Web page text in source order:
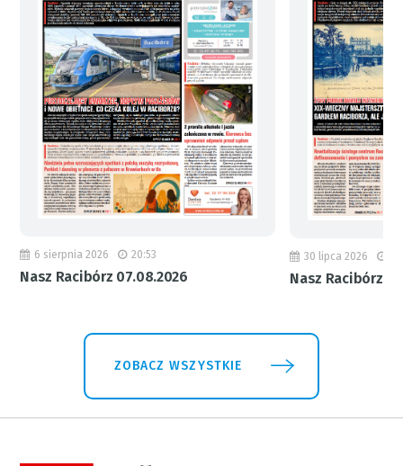
6 sierpnia 2026 20:53
Nasz Racibórz 07.08.2026
30 lipca 2026
Nasz Racibórz
ZOBACZ WSZYSTKIE